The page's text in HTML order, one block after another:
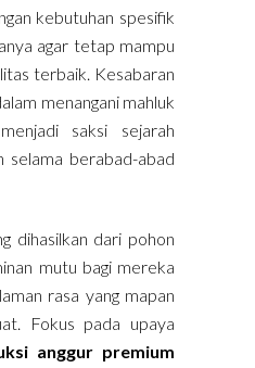
kebutuhan spesifik
agar tetap mampu
terbaik. Kesabaran
menangani mahluk
saksi sejarah
selama berabad-abad
dihasilkan dari pohon
mutu bagi mereka
rasa yang mapan
Fokus pada upaya
anggur premium